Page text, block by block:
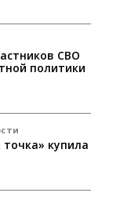
СВО
политики
купила